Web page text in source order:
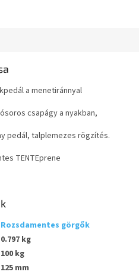
a menetiránnyal
csapágy a nyakban,
pedál, talplemezes rögzítés.
TENTEprene
Rozsdamentes görgők
0.797 kg
100 kg
125 mm